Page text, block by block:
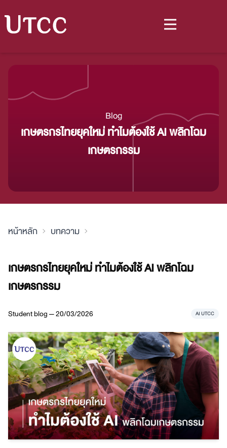
Blog
เกษตรกรไทยยุคใหม่ ทำไมต้องใช้ AI พลิกโฉม
เกษตรกรรม
หน้าหลัก บทความ
เกษตรกรไทยยุคใหม่ ทำไมต้องใช้ AI พลิกโฉม
เกษตรกรรม
Student blog — 20/03/2026 AI UTCC